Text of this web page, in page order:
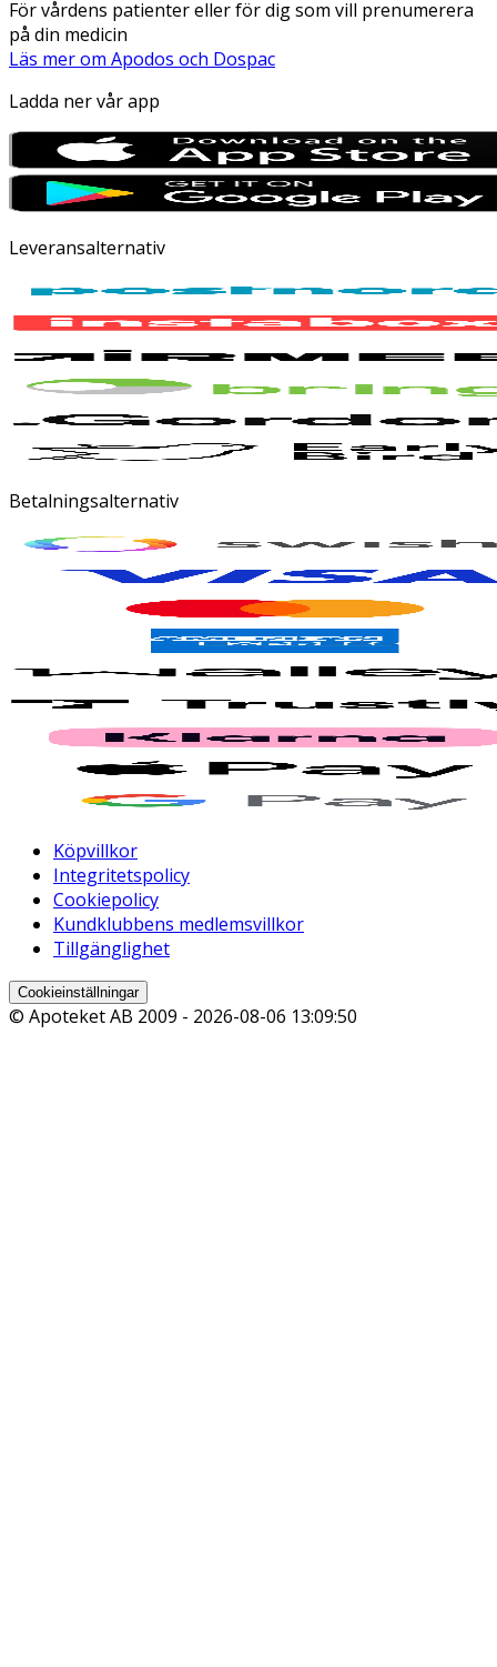
För vårdens patienter eller för dig som vill prenumerera
på din medicin
Läs mer om Apodos och Dospac
Ladda ner vår app
Leveransalternativ
Betalningsalternativ
Köpvillkor
Integritetspolicy
Cookiepolicy
Kundklubbens medlemsvillkor
Tillgänglighet
Cookieinställningar
© Apoteket AB 2009 - 2026-08-06 13:09:50